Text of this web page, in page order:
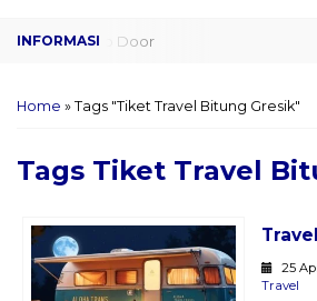
Travel Door to Door
Sewa Mobil Plus Driver
Paket Kilat
Home » Tags "Tiket Travel Bitung Gresik"
Tags Tiket Travel
25
Travel